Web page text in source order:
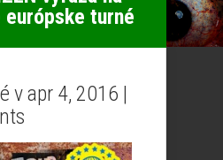
turné
v apr 4, 2016 |